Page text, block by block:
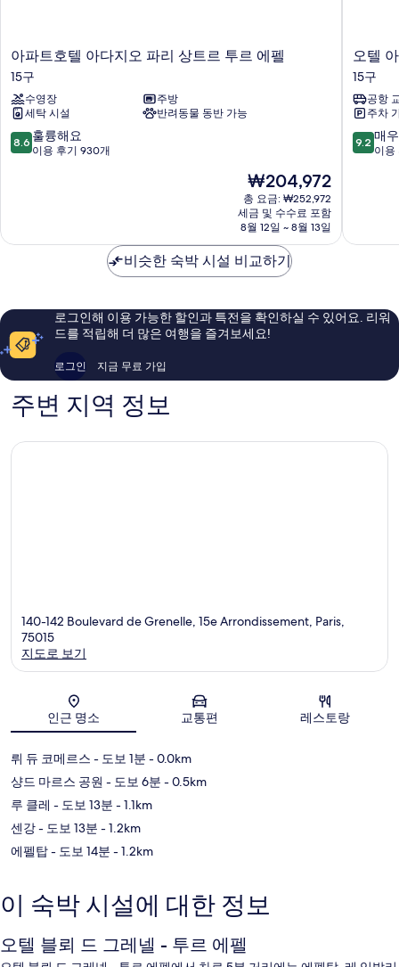
아
파
트
호
텔
아
다
트
에
15
구
아파트호텔 아다지오 파리 상트르 투르 에펠
15구
수영장
주방
세탁 시설
반려동물 동반 가능
10
점
훌
이
후
기
8.6 훌륭해요
이용 후기 930개
현
재
요
금
₩204,972
₩204,972
총 요금: ₩252,972
세금 및 수수료 포함
8월 12일 ~ 8월 13일
오
텔
아
레
펠
15
구
오텔
15구
공항
주차
10
점
매
해
요,
9.2 매
이용
비슷한 숙박 시설 비교하기
로그인해 이용 가능한 할인과 특전을 확인하실 수 있어요. 리워
드를 적립해 더 많은 여행을 즐겨보세요!
로그인 지금 무료 가입
주변 지역 정보
140-142 Boulevard de Grenelle, 15e Arrondissement, Paris,
75015
지도로 보기
인근 명소 교통편 레스토랑
뤼 듀 코메르스 - 도보 1분 - 0.0km
샹드 마르스 공원 - 도보 6분 - 0.5km
루 클레 - 도보 13분 - 1.1km
센강- 도보 13분 - 1.2km
에펠탑- 도보 14분 - 1.2km
이 숙박 시설에 대한 정보
오텔 블뢰 드 그레넬 - 투르 에펠